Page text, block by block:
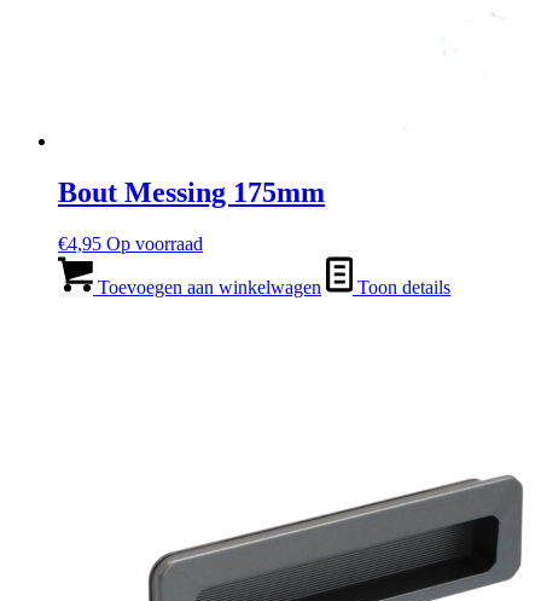
Bout Messing 175mm
€4,95 Op voorraad
Toevoegen aan winkelwagen Toon details